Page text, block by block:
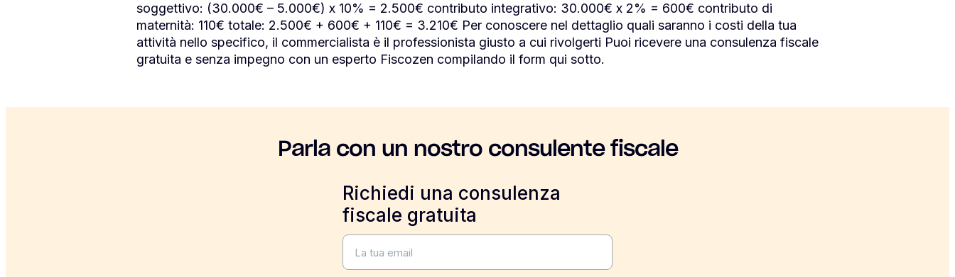
soggettivo: (30.000€ – 5.000€) x 10% = 2.500€ contributo integrativo: 30.000€ x 2% = 600€ contributo di
maternità: 110€ totale: 2.500€ + 600€ + 110€ = 3.210€ Per conoscere nel dettaglio quali saranno i costi della tua
attività nello specifico, il commercialista è il professionista giusto a cui rivolgerti Puoi ricevere una consulenza fiscale
gratuita e senza impegno con un esperto Fiscozen compilando il form qui sotto.
Parla con un nostro consulente fiscale
Richiedi una consulenza
fiscale gratuita